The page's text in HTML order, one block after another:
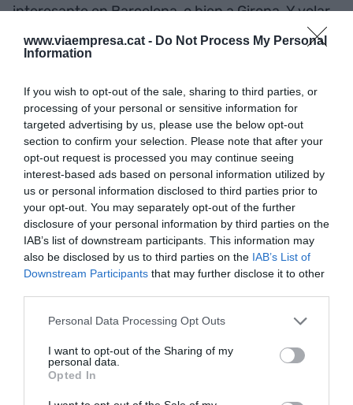
www.viaempresa.cat - Do Not Process My Personal
Information
If you wish to opt-out of the sale, sharing to third parties, or
processing of your personal or sensitive information for
targeted advertising by us, please use the below opt-out
section to confirm your selection. Please note that after your
opt-out request is processed you may continue seeing
interest-based ads based on personal information utilized by
us or personal information disclosed to third parties prior to
your opt-out. You may separately opt-out of the further
disclosure of your personal information by third parties on the
IAB’s list of downstream participants. This information may
also be disclosed by us to third parties on the IAB’s List of
Downstream Participants that may further disclose it to other
Personal Data Processing Opt Outs
I want to opt-out of the Sharing of my
personal data.
Opted In
interesante en Barcelona, o bien a Girona. Y volar
a Girona es muy interesante para una compañía
aérea, ya que la mayoría de trayectos son diez
ahorro de combustible, y además las tasas
aeroportuarias son más económicas”, añade el
director de Aeroports de Catalunya.
Candela, por otro lado, anticipa un fenómeno
similar al que tiene lugar en el aeropuerto
británico de Heathrow: si bien el actual Prat no es
capaz de asumir más operaciones, el número de
pasajeros continuará creciendo, ya que la
capacidad de los aviones también lo hará. “Esto
acabará pasando en Barcelona”, afirma. Por otro
más de una ocasión reconocido como el mejor
aeropuerto europeo de menos de dos millones de
pasajeros; pero ¿es a esta categoría a la que debe